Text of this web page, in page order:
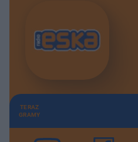
TERAZ
GRAMY